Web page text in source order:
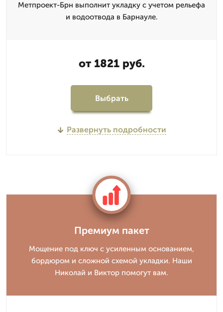
Метпроект-Брн выполнит укладку с учетом рельефа
и водоотвода в Барнауле.
от 1821 руб.
Выбрать
Развернуть подробности
Премиум пакет
Мощение под ключ с усиленным основанием,
бордюром и сложной схемой укладки. Наши
Николай и Виктор помогут вам.